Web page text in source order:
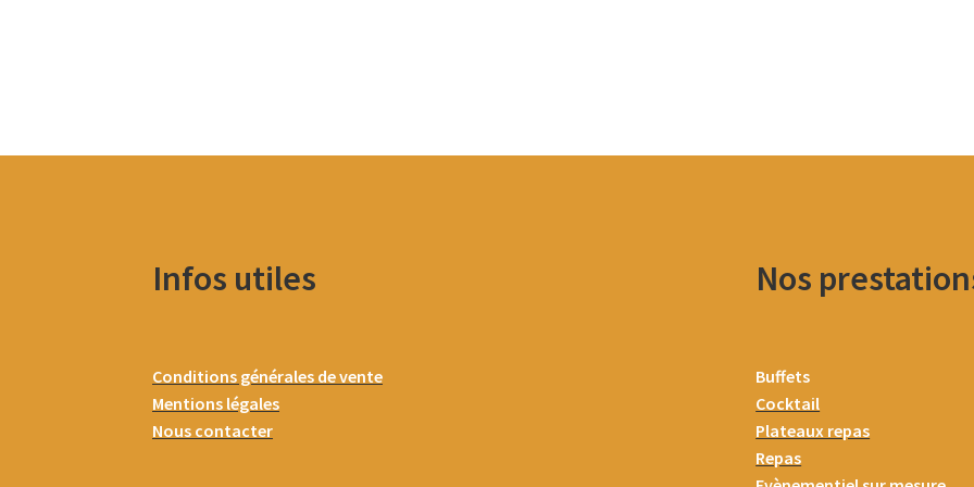
Infos utiles
Conditions générales de vente
Mentions légales
Nous contacter
Nos
Buffets
Cocktail
Plateaux repas
Repas